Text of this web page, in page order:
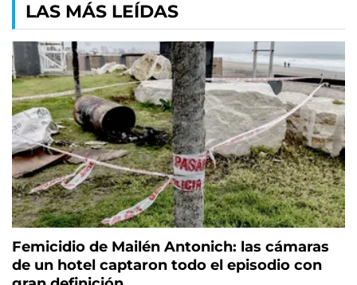
LAS MÁS LEÍDAS
Femicidio de Mailén Antonich: las cámaras
de un hotel captaron todo el episodio con